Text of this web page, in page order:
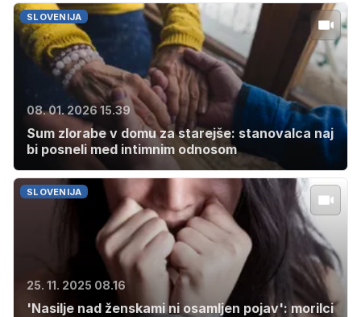
SLOVENIJA
08. 01. 2026 15.39
Sum zlorabe v domu za starejše: stanovalca naj
bi posneli med intimnim odnosom
SLOVENIJA
25. 11. 2025 08.16
'Nasilje nad ženskami ni osamljen pojav': morilci